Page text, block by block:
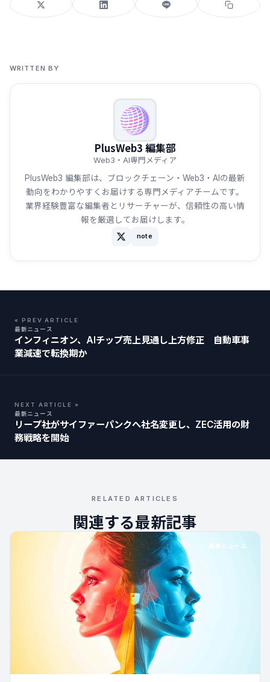
WRITTEN BY
PlusWeb3 編集部
Web3・AI専門メディア
PlusWeb3 編集部は、ブロックチェーン・Web3・AIの最新
動向をわかりやすくお届けする専門メディアチームです。
業界経験豊富な編集者とリサーチャーが、信頼性の高い情
報を厳選してお届けします。
note
« PREV ARTICLE
最新ニュース
インフィニオン、AIチップ売上見通し上方修正 自動車事
業減速で転換期か
NEXT ARTICLE »
最新ニュース
リープ社がサイファーパンクへ社名変更し、ZEC活用の財
務戦略を開始
RELATED ARTICLES
関連する最新記事
最新ニュース